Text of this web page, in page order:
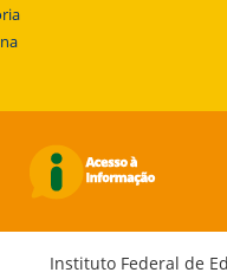
Instituto Federal de